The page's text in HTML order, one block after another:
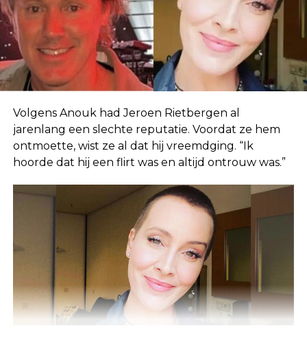
Volgens Anouk had Jeroen Rietbergen al
jarenlang een slechte reputatie. Voordat ze hem
ontmoette, wist ze al dat hij vreemdging. “Ik
hoorde dat hij een flirt was en altijd ontrouw was.”